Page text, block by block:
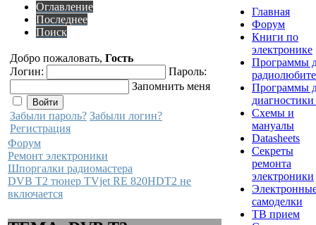
Оглавление
Последнее
Поиск
Добро пожаловать, Гость
Логин:
Пароль:
Запомнить меня
Забыли пароль? Забыли логин?
Регистрация
Форум
Ремонт электроники
Шпоргалки радиомастера
DVB T2 тюнер TVjet RE 820HDT2 не
включается
Главная
Форум
Книги по
электронике
Программы
Программы
Схемы и
мануалы
Datasheets
Секреты
ремонта
электроники
самоделки
ТВ прием